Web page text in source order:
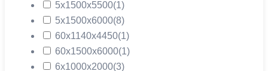
5х1500х5500(1)
5х1500х6000(8)
60х1140х4450(1)
60х1500х6000(1)
6х1000х2000(3)